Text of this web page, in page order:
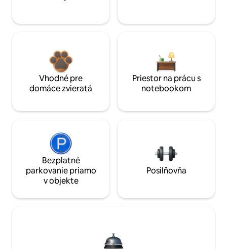
Vhodné pre
domáce zvieratá
Priestor na prácu s
notebookom
Bezplatné
parkovanie priamo
v objekte
Posilňovňa